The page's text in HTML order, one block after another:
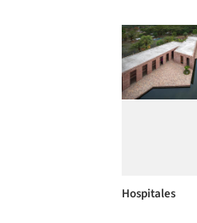
Hospitales